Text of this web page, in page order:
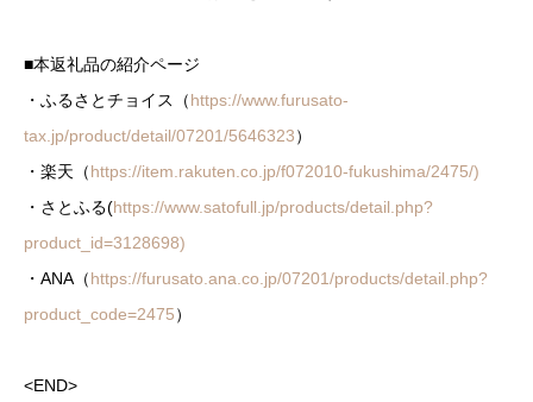
■本返礼品の紹介ページ
・ふるさとチョイス（https://www.furusato-
tax.jp/product/detail/07201/5646323）
・楽天（https://item.rakuten.co.jp/f072010-fukushima/2475/)
・さとふる(https://www.satofull.jp/products/detail.php?
product_id=3128698)
・ANA（https://furusato.ana.co.jp/07201/products/detail.php?
product_code=2475）
<END>